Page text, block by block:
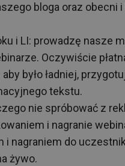
bloga oraz obecni
i LI: prowadzę nasze
Oczywiście
było ładniej,
tekstu.
nie spróbować z
i nagranie
i nagraniem do
żywo.